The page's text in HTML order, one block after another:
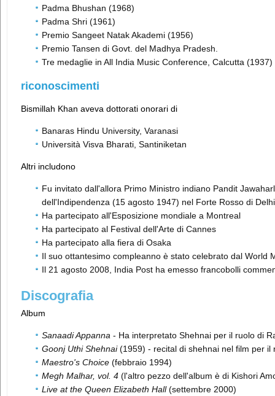
Padma Bhushan (1968)
Padma Shri (1961)
Premio Sangeet Natak Akademi (1956)
Premio Tansen di Govt. del Madhya Pradesh.
Tre medaglie in All India Music Conference, Calcutta (1937)
riconoscimenti
Bismillah Khan aveva dottorati onorari di
Banaras Hindu University, Varanasi
Università Visva Bharati, Santiniketan
Altri includono
Fu invitato dall'allora Primo Ministro indiano Pandit
dell'Indipendenza (15 agosto 1947) nel Forte Rosso di
Ha partecipato all'Esposizione mondiale a Montreal
Ha partecipato al Festival dell'Arte di Cannes
Ha partecipato alla fiera di Osaka
Il suo ottantesimo compleanno è stato celebrato dal World
Il 21 agosto 2008, India Post ha emesso francobolli
Discografia
Album
Sanaadi Appanna - Ha interpretato Shehnai per il ruolo di
Goonj Uthi Shehnai(1959) - recital di shehnai nel film per il
Maestro's Choice (febbraio 1994)
Megh Malhar, vol. 4 (l'altro pezzo dell'album è di Kishori
Live at the Queen Elizabeth Hall(settembre 2000)